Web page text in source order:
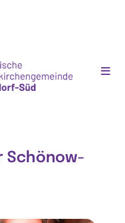
Schönow-